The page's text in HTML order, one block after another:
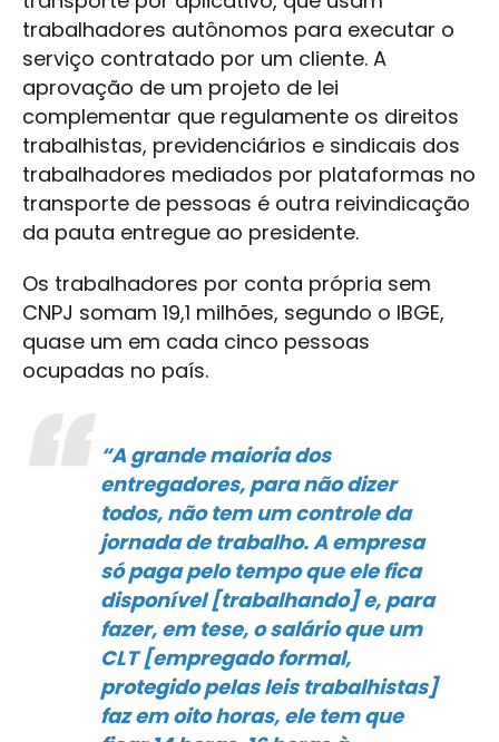
trabalhadores autônomos para executar o
serviço contratado por um cliente. A
aprovação de um projeto de lei
complementar que regulamente os direitos
trabalhistas, previdenciários e sindicais dos
trabalhadores mediados por plataformas no
transporte de pessoas é outra reivindicação
da pauta entregue ao presidente.
Os trabalhadores por conta própria sem
CNPJ somam 19,1 milhões, segundo o IBGE,
quase um em cada cinco pessoas
ocupadas no país.
“A grande maioria dos
entregadores, para não dizer
todos, não tem um controle da
jornada de trabalho. A empresa
só paga pelo tempo que ele fica
disponível [trabalhando] e, para
fazer, em tese, o salário que um
CLT [empregado formal,
protegido pelas leis trabalhistas]
faz em oito horas, ele tem que